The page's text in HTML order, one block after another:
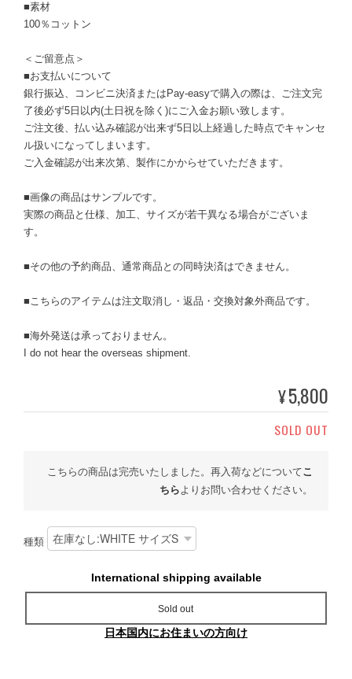
■素材
100％コットン
＜ご留意点＞
■お支払いについて
銀行振込、コンビニ決済またはPay-easyで購入の際は、ご注文完
了後必ず5日以内(土日祝を除く)にご入金お願い致します。
ご注文後、払い込み確認が出来ず5日以上経過した時点でキャンセ
ル扱いになってしまいます。
ご入金確認が出来次第、製作にかからせていただきます。
■画像の商品はサンプルです。
実際の商品と仕様、加工、サイズが若干異なる場合がございま
す。
■その他の予約商品、通常商品との同時決済はできません。
■こちらのアイテムは注文取消し・返品・交換対象外商品です。
■海外発送は承っておりません。
I do not hear the overseas shipment.
¥5,800
SOLD OUT
こちらの商品は完売いたしました。再入荷などについてこ
ちらよりお問い合わせください。
種類
International shipping available
Sold out
日本国内にお住まいの方向け